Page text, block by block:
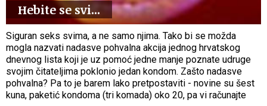
Hebite se svi...
Siguran seks svima, a ne samo njima. Tako bi se možda
mogla nazvati nadasve pohvalna akcija jednog hrvatskog
dnevnog lista koji je uz pomoć jedne manje poznate udruge
svojim čitateljima poklonio jedan kondom. Zašto nadasve
pohvalna? Pa to je barem lako pretpostaviti - novine su šest
kuna, paketić kondoma (tri komada) oko 20, pa vi računajte